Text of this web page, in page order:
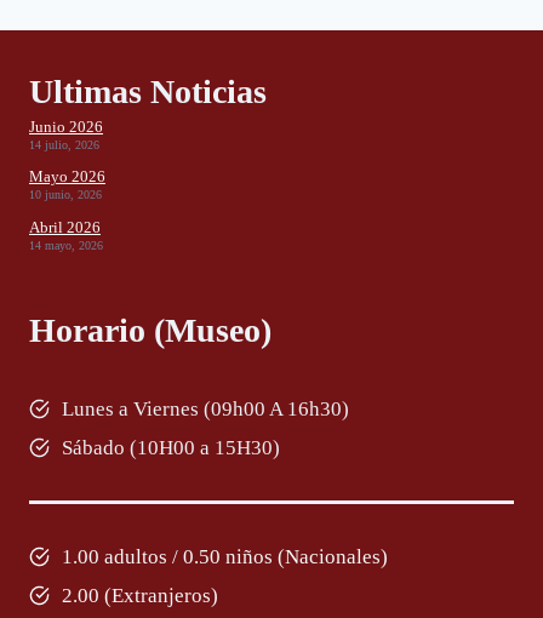
Ultimas Noticias
Junio 2026
14 julio, 2026
Mayo 2026
10 junio, 2026
Abril 2026
14 mayo, 2026
Horario (Museo)
Lunes a Viernes (09h00 A 16h30)
Sábado (10H00 a 15H30)
1.00 adultos / 0.50 niños (Nacionales)
2.00 (Extranjeros)